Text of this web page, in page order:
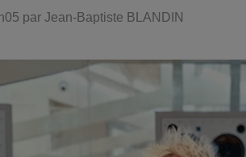
par Jean-Baptiste BLANDIN